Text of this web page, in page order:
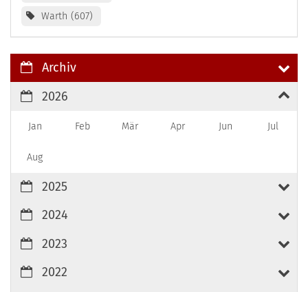
Warth
607
Archiv
2026
Jan Feb Mär Apr Jun Jul
Aug
2025
2024
2023
2022